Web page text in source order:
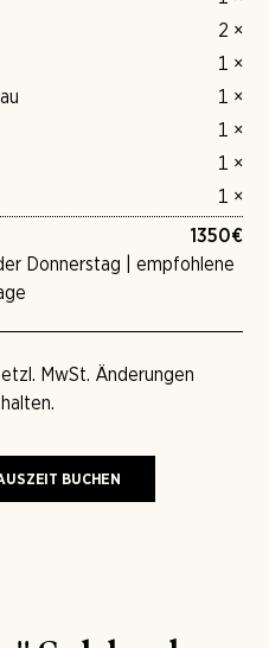
2 ×
1 ×
1 ×
1 ×
1 ×
1 ×
1350€
Donnerstag | empfohlene
MwSt. Änderungen
BUCHEN